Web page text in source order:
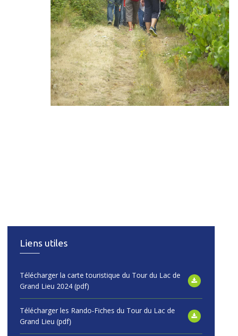
Liens utiles
Télécharger la carte touristique du Tour du Lac de
Grand Lieu 2024 (pdf)
Télécharger les Rando-Fiches du Tour du Lac de
Grand Lieu (pdf)